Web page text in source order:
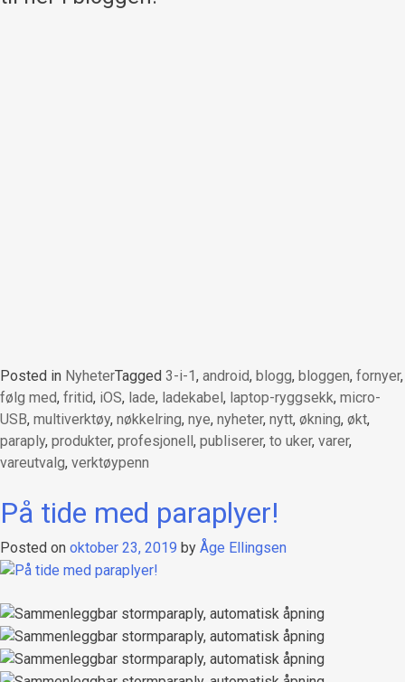
Posted in NyheterTagged 3-i-1, android, blogg, bloggen, fornyer,
følg med, fritid, iOS, lade, ladekabel, laptop-ryggsekk, micro-
USB, multiverktøy, nøkkelring, nye, nyheter, nytt, økning, økt,
paraply, produkter, profesjonell, publiserer, to uker, varer,
vareutvalg, verktøypenn
På tide med paraplyer!
Posted on oktober 23, 2019 by Åge Ellingsen